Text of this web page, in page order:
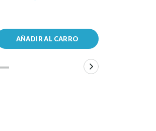
AÑADIR AL CARRO